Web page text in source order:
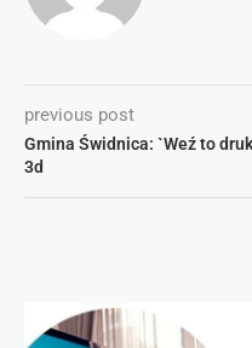
previous post
Gmina Świdnica: `Weź to
3d